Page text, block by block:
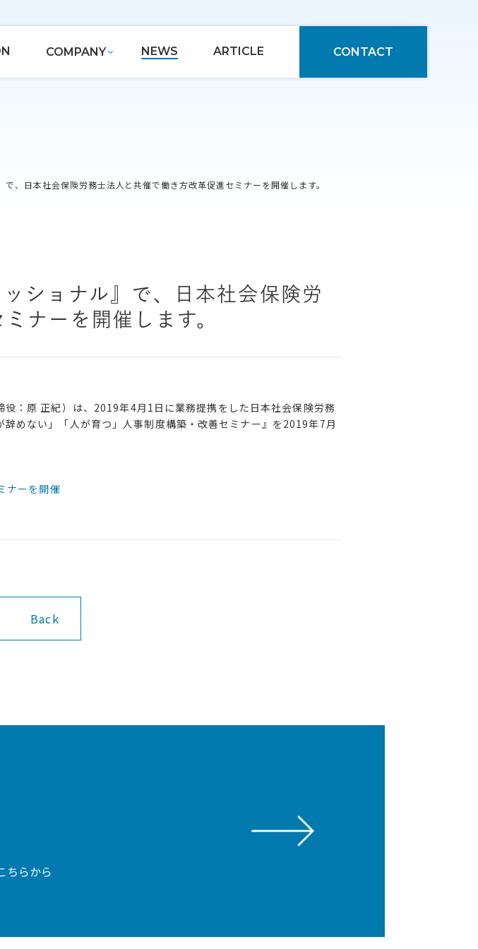
COMPANY NEWS ARTICLE CONTACT
で、日本社会保険労務士法人と共催で働き方改革促進セミナーを開催します。
ショナル』で、日本社会保険労
ナーを開催します。
：原 正紀）は、2019年4月1日に業務提携をした日本社会保険労務
めない」「人が育つ」人事制度構築・改善セミナー』を2019年7月
ナーを開催
Back
ちらから